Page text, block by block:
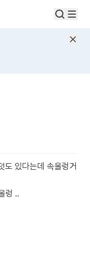
도 있다는데 속울렁거
렁 ..